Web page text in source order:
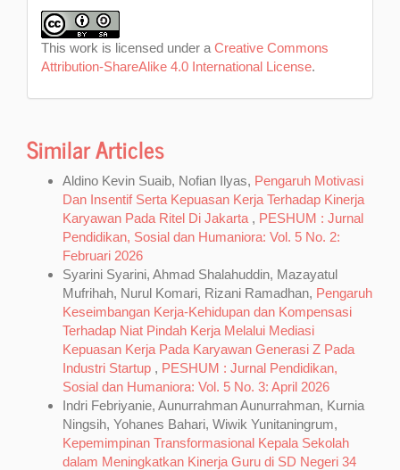
This work is licensed under a Creative Commons
Attribution-ShareAlike 4.0 International License.
Similar Articles
Aldino Kevin Suaib, Nofian Ilyas, Pengaruh Motivasi
Dan Insentif Serta Kepuasan Kerja Terhadap Kinerja
Karyawan Pada Ritel Di Jakarta , PESHUM : Jurnal
Pendidikan, Sosial dan Humaniora: Vol. 5 No. 2:
Februari 2026
Syarini Syarini, Ahmad Shalahuddin, Mazayatul
Mufrihah, Nurul Komari, Rizani Ramadhan, Pengaruh
Keseimbangan Kerja-Kehidupan dan Kompensasi
Terhadap Niat Pindah Kerja Melalui Mediasi
Kepuasan Kerja Pada Karyawan Generasi Z Pada
Industri Startup , PESHUM : Jurnal Pendidikan,
Sosial dan Humaniora: Vol. 5 No. 3: April 2026
Indri Febriyanie, Aunurrahman Aunurrahman, Kurnia
Ningsih, Yohanes Bahari, Wiwik Yunitaningrum,
Kepemimpinan Transformasional Kepala Sekolah
dalam Meningkatkan Kinerja Guru di SD Negeri 34